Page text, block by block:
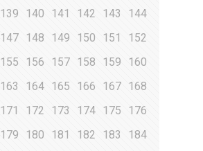
139 140 141 142 143
144
147 148 149 150 151
152
155 156 157 158 159
160
163 164 165 166 167 168
171 172 173 174 175
176
179 180 181 182 183
184